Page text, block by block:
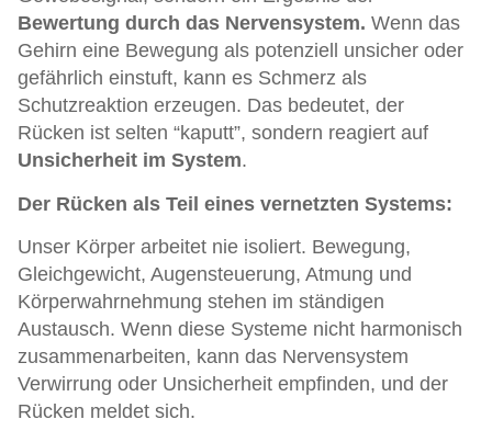
Bewertung durch das Nervensystem. Wenn das
Gehirn eine Bewegung als potenziell unsicher oder
gefährlich einstuft, kann es Schmerz als
Schutzreaktion erzeugen. Das bedeutet, der
Rücken ist selten “kaputt”, sondern reagiert auf
Unsicherheit im System.
Der Rücken als Teil eines vernetzten Systems:
Unser Körper arbeitet nie isoliert. Bewegung,
Gleichgewicht, Augensteuerung, Atmung und
Körperwahrnehmung stehen im ständigen
Austausch. Wenn diese Systeme nicht harmonisch
zusammenarbeiten, kann das Nervensystem
Verwirrung oder Unsicherheit empfinden, und der
Rücken meldet sich.